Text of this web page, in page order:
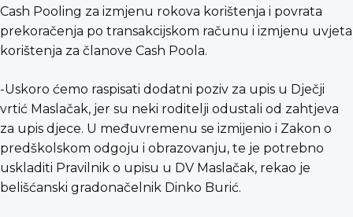
Cash Pooling za izmjenu rokova korištenja i povrata
prekoračenja po transakcijskom računu i izmjenu uvjeta
korištenja za članove Cash Poola.
-Uskoro ćemo raspisati dodatni poziv za upis u Dječji
vrtić Maslačak, jer su neki roditelji odustali od zahtjeva
za upis djece. U međuvremenu se izmijenio i Zakon o
predškolskom odgoju i obrazovanju, te je potrebno
uskladiti Pravilnik o upisu u DV Maslačak, rekao je
belišćanski gradonačelnik Dinko Burić.